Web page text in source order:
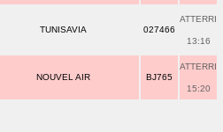
TUNISAVIA 027466
ATTERRI
13:16
NOUVEL AIR BJ765
ATTERRI
15:20